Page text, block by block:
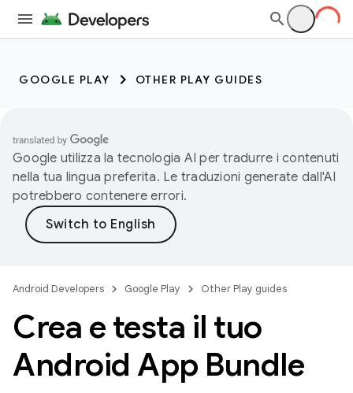
GOOGLE PLAY OTHER PLAY GUIDES
Google utilizza la tecnologia AI per tradurre i contenuti
nella tua lingua preferita. Le traduzioni generate dall'AI
potrebbero contenere errori.
Android Developers Google Play Other Play guides
Crea e testa il tuo
Android App Bundle